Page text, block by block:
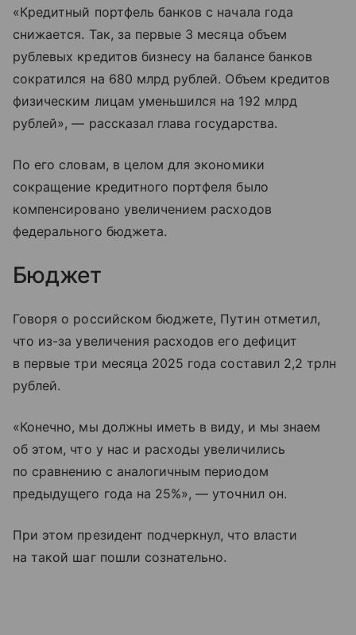
«Кредитный портфель банков с начала года
снижается. Так, за первые 3 месяца объем
рублевых кредитов бизнесу на балансе банков
сократился на 680 млрд рублей. Объем кредитов
физическим лицам уменьшился на 192 млрд
рублей», — рассказал глава государства.
По его словам, в целом для экономики
сокращение кредитного портфеля было
компенсировано увеличением расходов
федерального бюджета.
Бюджет
Говоря о российском бюджете, Путин отметил,
что из-за увеличения расходов его дефицит
в первые три месяца 2025 года составил 2,2 трлн
рублей.
«Конечно, мы должны иметь в виду, и мы знаем
об этом, что у нас и расходы увеличились
по сравнению с аналогичным периодом
предыдущего года на 25%», — уточнил он.
При этом президент подчеркнул, что власти
на такой шаг пошли сознательно.